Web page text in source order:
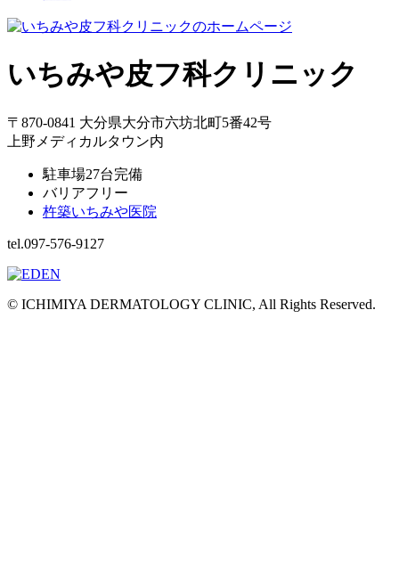
いちみや皮フ科クリニック
〒870-0841 大分県大分市六坊北町5番42号
上野メディカルタウン内
駐車場27台完備
バリアフリー
杵築いちみや医院
tel.097-576-9127
© ICHIMIYA DERMATOLOGY CLINIC, All Rights Reserved.